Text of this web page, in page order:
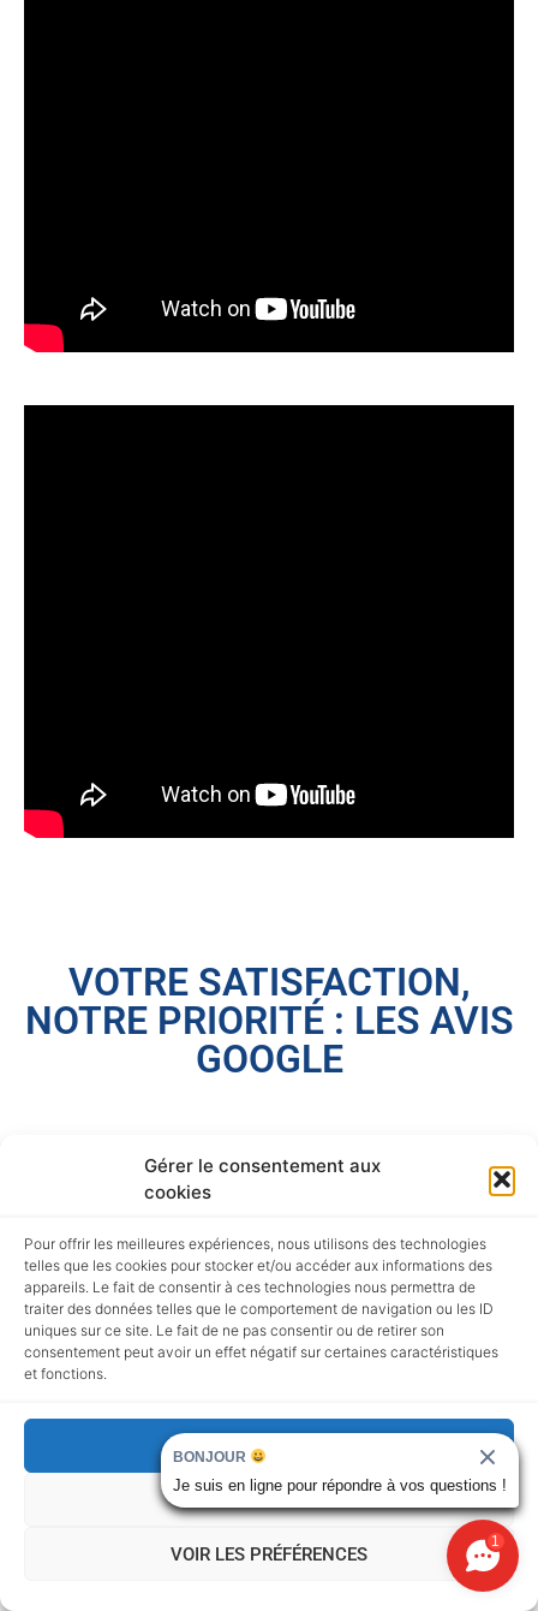
Gérer le consentement aux
cookies
Pour offrir les meilleures expériences, nous utilisons des technologies
telles que les cookies pour stocker et/ou accéder aux informations des
appareils. Le fait de consentir à ces technologies nous permettra de
traiter des données telles que le comportement de navigation ou les ID
uniques sur ce site. Le fait de ne pas consentir ou de retirer son
consentement peut avoir un effet négatif sur certaines caractéristiques
et fonctions.
ACCEPTER
REFUSER
VOIR LES PRÉFÉRENCES
VOTRE SATISFACTION,
NOTRE PRIORITÉ : LES AVIS
GOOGLE
Us Cars Importation
4,6 101 reviews
Alexandre vaudin
je recherchais depuis 1/2 ans une
Ford Mustang mais ne trouvais rien.
Je suis tombé sur une annonce de
Us Cars Importation et je les ai
contacté.Laurent m'a très bien
1
BONJOUR
Je suis en ligne pour répondre à vos questions !